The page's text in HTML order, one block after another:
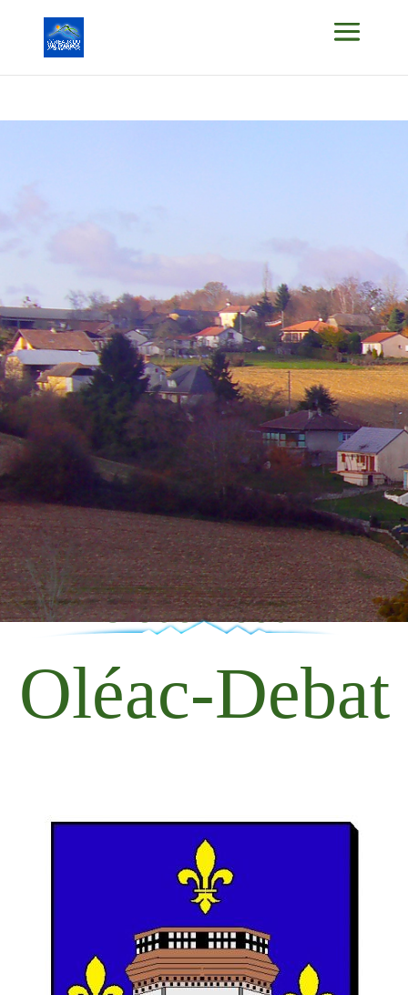
Oléac-Debat
Oléac-Debat